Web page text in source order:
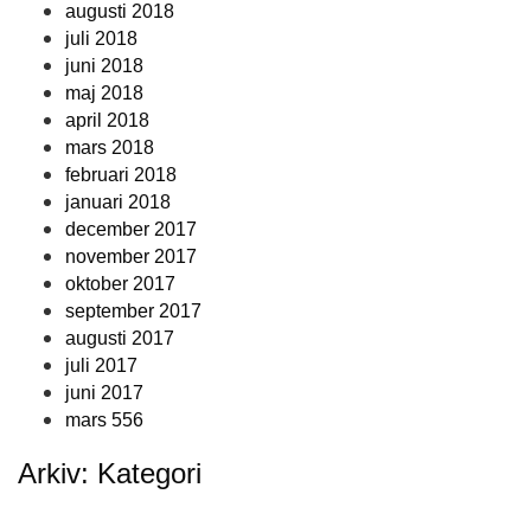
augusti 2018
juli 2018
juni 2018
maj 2018
april 2018
mars 2018
februari 2018
januari 2018
december 2017
november 2017
oktober 2017
september 2017
augusti 2017
juli 2017
juni 2017
mars 556
Arkiv: Kategori